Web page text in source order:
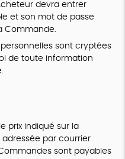
devra entrer
et son mot de passe
Commande.
sont cryptées
de toute information
prix indiqué sur la
par courrier
sont payables